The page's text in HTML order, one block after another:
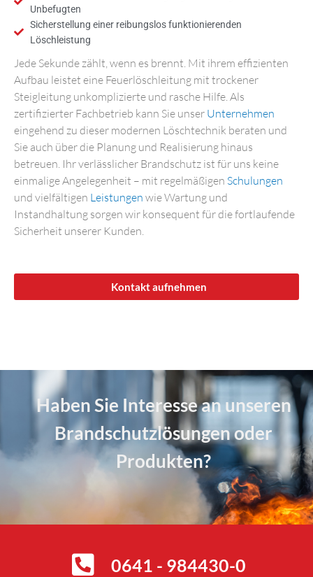
Unbefugten
Sicherstellung einer reibungslos funktionierenden
Löschleistung
Jede Sekunde zählt, wenn es brennt. Mit ihrem effizienten
Aufbau leistet eine Feuerlöschleitung mit trockener
Steigleitung unkomplizierte und rasche Hilfe. Als
zertifizierter Fachbetrieb kann Sie unser Unternehmen
eingehend zu dieser modernen Löschtechnik beraten und
Sie auch über die Planung und Realisierung hinaus
betreuen. Ihr verlässlicher Brandschutz ist für uns keine
einmalige Angelegenheit – mit regelmäßigen Schulungen
und vielfältigen Leistungen wie Wartung und
Instandhaltung sorgen wir konsequent für die fortlaufende
Sicherheit unserer Kunden.
Kontakt aufnehmen
0641 - 984430-0
Haben Sie Interesse an unseren
Brandschutzlösungen oder
Produkten?